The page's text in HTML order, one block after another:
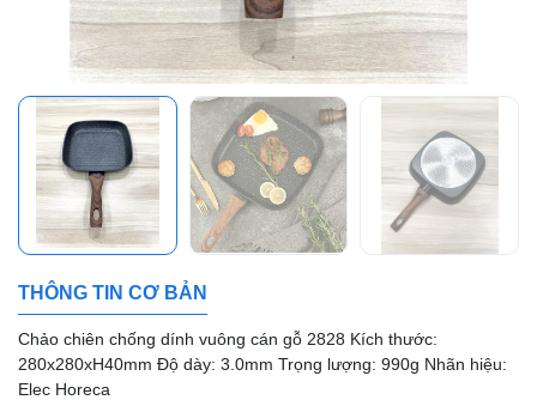
THÔNG TIN CƠ BẢN
Chảo chiên chống dính vuông cán gỗ 2828 Kích thước:
280x280xH40mm Độ dày: 3.0mm Trọng lượng: 990g Nhãn hiệu:
Elec Horeca
Mã giảm giá:
Ngày hết hạn:
Điều kiện: